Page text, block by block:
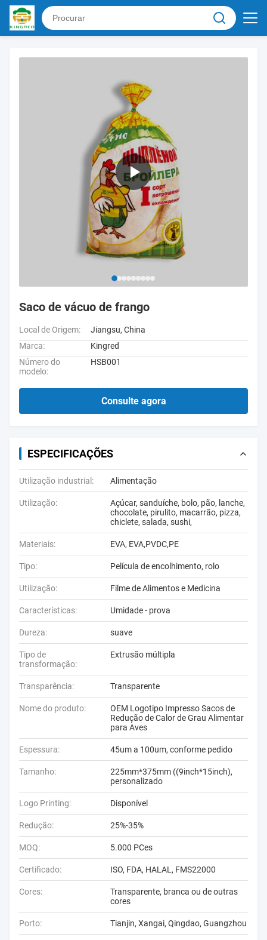
Saco de vácuo de frango
Local de Origem:
Jiangsu, China
Marca:
Kingred
Número do
modelo:
HSB001
Consulte agora
ESPECIFICAÇÕES
Utilização industrial: Alimentação
Utilização:
Açúcar, sanduíche, bolo, pão, lanche,
chocolate, pirulito, macarrão, pizza,
chiclete, salada, sushi,
Materiais: EVA, EVA,PVDC,PE
Tipo: Película de encolhimento, rolo
Utilização: Filme de Alimentos e Medicina
Características: Umidade - prova
Dureza: suave
Tipo de
transformação:
Extrusão múltipla
Transparência: Transparente
Nome do produto:
OEM Logotipo Impresso Sacos de
Redução de Calor de Grau Alimentar
para Aves
Espessura: 45um a 100um, conforme pedido
Tamanho:
225mm*375mm ((9inch*15inch),
personalizado
Logo Printing: Disponível
Redução: 25%-35%
MOQ: 5.000 PCes
Certificado: ISO, FDA, HALAL, FMS22000
Cores:
Transparente, branca ou de outras
cores
Porto: Tianjin, Xangai, Qingdao, Guangzhou